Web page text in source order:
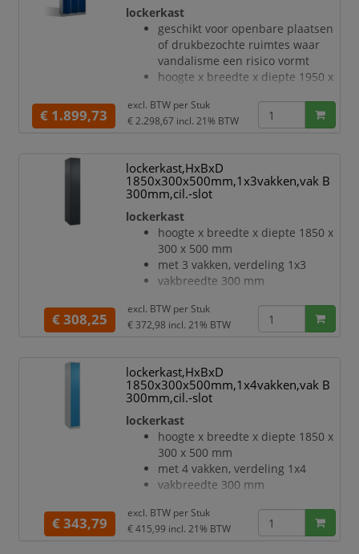
espagnoletscharnier en zachte
aanslag
Elke deur is standaard uitgerust
met een systeem voor gedempte
sluiting
deuropeningsbe
lockerkast
geschikt voor openbare plaatsen
of drukbezochte ruimtes waar
vandalisme een risico vormt
hoogte x breedte x diepte 1950 x
met 6 vakken, verdeling 3x2
vakbreedte 330 mm
hoogste stabiliteit en weerstand,
zelfs tegen trappen
enkelwerkende opdekdeuren met
espagnoletscharnier en zachte
aanslag
Elke deur is standaard uitgerust
met een systeem voor gedempte
sluiting
deuropeningsbe
€ 1.899,73
excl. BTW per Stuk
€ 2.298,67 incl. 21% BTW
lockerkast,HxBxD
1850x300x500mm,1x3vakken,vak B
300mm,cil.-slot
lockerkast
hoogte x breedte x diepte 1850 x
300 x 500 mm
met 3 vakken, verdeling 1x3
vakbreedte 300 mm
deuropeningshoek 110 °
openslaande deur
Elke deur is standaard uitgerust
met een systeem voor gedempte
sluiting
Hoge stabiliteit en torsiestijfheid
dankzij materiaalversterking op
belangrijke punten en de
geavanceerde BIONIC Steel
Frame-structuur bestaande uit
vouwen, steunen en tusse
€ 308,25
excl. BTW per Stuk
€ 372,98 incl. 21% BTW
lockerkast,HxBxD
1850x300x500mm,1x4vakken,vak B
300mm,cil.-slot
lockerkast
hoogte x breedte x diepte 1850 x
300 x 500 mm
met 4 vakken, verdeling 1x4
vakbreedte 300 mm
deuropeningshoek 110 °
openslaande deur
€ 343,79
excl. BTW per Stuk
€ 415,99 incl. 21% BTW